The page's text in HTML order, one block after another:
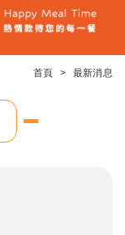
首頁 最新消息